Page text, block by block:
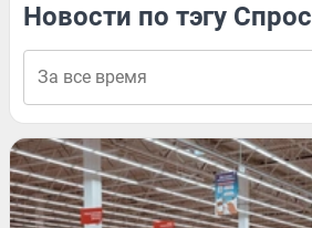
Новости по тэгу Спрос